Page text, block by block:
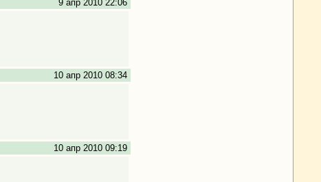
9 апр 2010 22:06
10 апр 2010 08:34
10 апр 2010 09:19